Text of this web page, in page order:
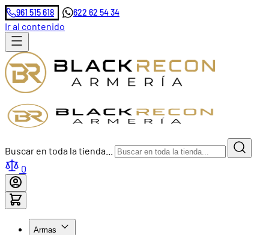
961 515 618 622 62 54 34
Ir al contenido
Buscar en toda la tienda...
0
Armas